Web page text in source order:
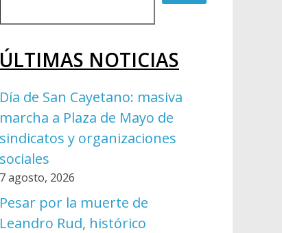
ÚLTIMAS NOTICIAS
Día de San Cayetano: masiva
marcha a Plaza de Mayo de
sindicatos y organizaciones
sociales
7 agosto, 2026
Pesar por la muerte de
Leandro Rud, histórico